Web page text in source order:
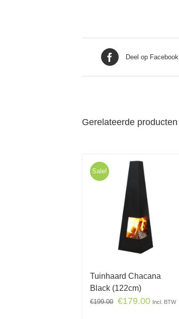
Deel op Facebook
Gerelateerde producten
Sale!
Tuinhaard Chacana
Black (122cm)
€199.00 €179.00 Incl. BTW